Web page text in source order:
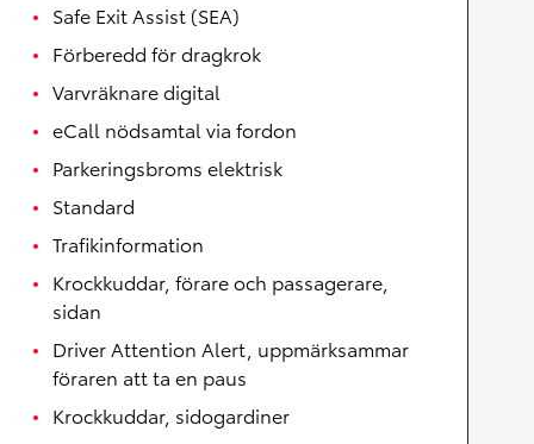
Safe Exit Assist (SEA)
Förberedd för dragkrok
Varvräknare digital
eCall nödsamtal via fordon
Parkeringsbroms elektrisk
Standard
Trafikinformation
Krockkuddar, förare och passagerare,
sidan
Driver Attention Alert, uppmärksammar
föraren att ta en paus
Krockkuddar, sidogardiner